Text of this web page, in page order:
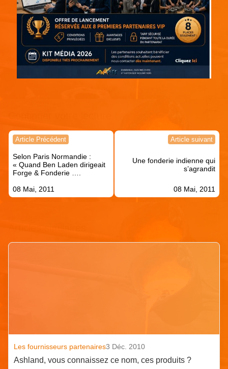
Navigation
l’article
Article Précédent
Selon Paris Normandie :
« Quand Ben Laden dirigeait
Forge & Fonderie ….
08 Mai, 2011
Article suivant
Une fonderie indienne qui
s’agrandit
08 Mai, 2011
Les fournisseurs partenaires3 Déc. 2010
Ashland, vous connaissez ce nom, ces produits ?